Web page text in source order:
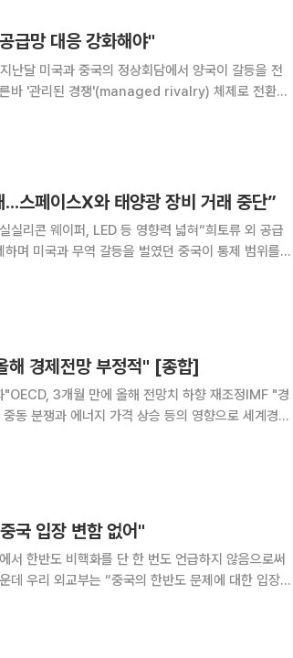
급망 대응 강화해야"
른바 '관리된 경쟁'(managed rivalry) 체제로 전환한
의 주
스페이스X와 태양광 장비 거래 중단”
실리콘 웨이퍼, LED 등 영향력 넓혀“희토류 외 공급
며 미국과 무역 갈등을 벌였던 중국이 통제 범위를
며 희토류를 넘어 미
경제전망 부정적" [종합]
3개월 만에 올해 전망치 하향 재조정IMF "경
국 입장 변함 없어"
서 한반도 비핵화를 단 한 번도 언급하지 않음으로써
데 우리 외교부는 “중국의 한반도 문제에 대한 입장에
가 필요하지 않냐는